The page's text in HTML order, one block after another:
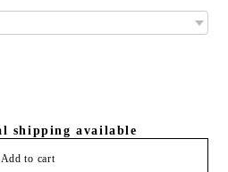
shipping available
Add to cart